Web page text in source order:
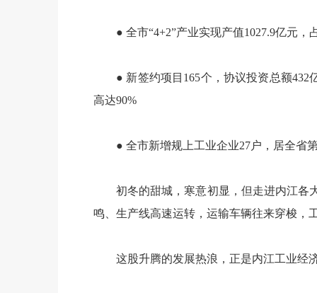
● 全市“4+2”产业实现产值1027.9亿元，
● 新签约项目165个，协议投资总额432
高达90%
● 全市新增规上工业企业27户，居全省
初冬的甜城，寒意初显，但走进内江
鸣、生产线高速运转，运输车辆往来穿梭，
这股升腾的发展热浪，正是内江工业经